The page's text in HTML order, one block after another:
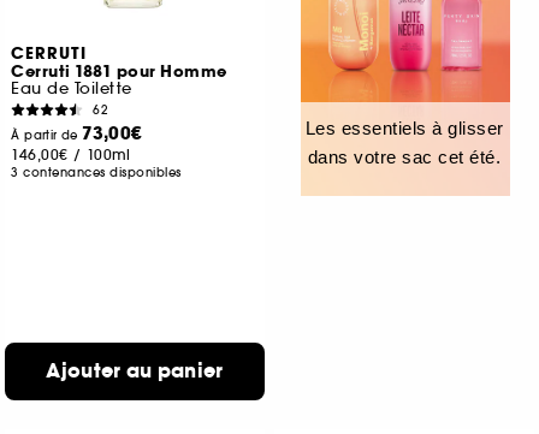
CERRUTI
Cerruti 1881 pour Homme
Eau de Toilette
62
À partir de 73,00€
146,00€ / 100ml
3 contenances disponibles
Ajouter au panier
Les essentiels à glisser
dans votre sac cet été.